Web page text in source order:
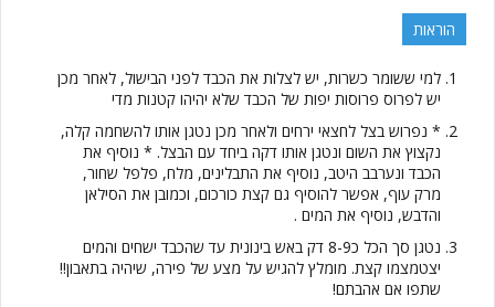
הוראות
למי ששומר כשרות, יש לצלות את הכבד לפני הבישול, לאחר מכן
יש לפרוס פרוסות יפות של הכבד שלא יהיהו קטנות מדי
* נפרוש בצל לחצאי ירחים ולאחר מכן נטגן אותו להשחמה קלה,
נקצוץ את השום ונטגן אותו דקה ביחד עם הבצל. * נוסיף את
הכבד ונערבב היטב, נוסיף את התבלינים, מלח, פלפל שחור,
מרק עוף, אפשר להוסיף גם קצת כורכום, וכמובן את הסילאן
והדבש, נוסיף את המים .
נטגן סך הכל כ8-9 דק באש בינונית עד שהכבד ישחים והמים
יצטמצמו קצת. מומלץ להגיש על מצע של פירה, שיהיה בתאבון!!
שתפו אם אהבתם!